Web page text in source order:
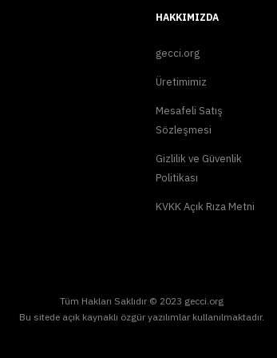
HAKKIMIZDA
gecci.org
Üretimimiz
Mesafeli Satış
Sözleşmesi
Gizlilik ve Güvenlik
Politikası
KVKK Açık Rıza Metni
Tüm Hakları Saklıdır © 2023 gecci.org
Bu sitede açık kaynaklı özgür yazılımlar kullanılmaktadır.